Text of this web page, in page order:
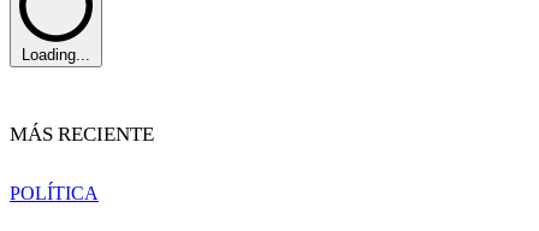
Loading...
MÁS RECIENTE
POLÍTICA